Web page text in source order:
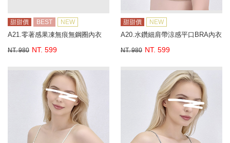
甜甜價 BEST NEW
A21.零著感果凍無痕無鋼圈內衣
NT. 980 NT. 599
甜甜價 NEW
A20.水鑽細肩帶涼感平口BRA內衣
NT. 980 NT. 599